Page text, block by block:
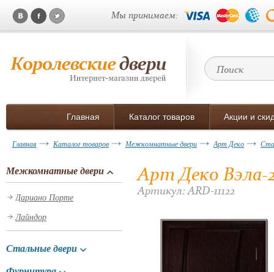
Мы принимаем:
Главная Каталог товаров Акции и
Главная Каталог товаров Межкомнатные двери Арт Деко
Межкомнатные двери
Дариано Порте
Лайндор
Стальные двери
Арт Деко Вэла-
Артикул: ARD-11122